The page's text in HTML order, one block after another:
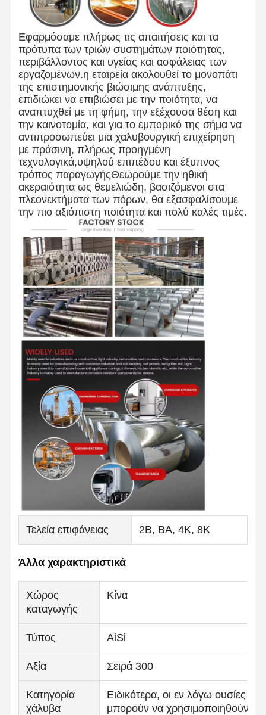
Εφαρμόσαμε πλήρως τις απαιτήσεις και τα
πρότυπα των τριών συστημάτων ποιότητας,
περιβάλλοντος και υγείας και ασφάλειας των
εργαζομένων.η εταιρεία ακολουθεί το μονοπάτι
της επιστημονικής βιώσιμης ανάπτυξης,
επιδιώκει να επιβιώσει με την ποιότητα, να
αναπτυχθεί με τη φήμη, την εξέχουσα θέση και
την καινοτομία, και για το εμπορικό της σήμα να
αντιπροσωπεύει μια χαλυβουργική επιχείρηση
με πράσινη, πλήρως προηγμένη
τεχνολογικά,υψηλού επιπέδου και έξυπνος
τρόπος παραγωγήςΘεωρούμε την ηθική
ακεραιότητα ως θεμελιώδη, βασιζόμενοι στα
πλεονεκτήματα των πόρων, θα εξασφαλίσουμε
την πιο αξιόπιστη ποιότητα και πολύ καλές τιμές.
Τελεία επιφάνειας 2B, BA, 4K, 8K
Άλλα χαρακτηριστικά
Χώρος
καταγωγής
Κίνα
Τύπος AiSi
Αξία Σειρά 300
Κατηγορία
χάλυβα
Ειδικότερα, οι εν λόγω ουσίες
μπορούν να χρησιμοποιηθούν